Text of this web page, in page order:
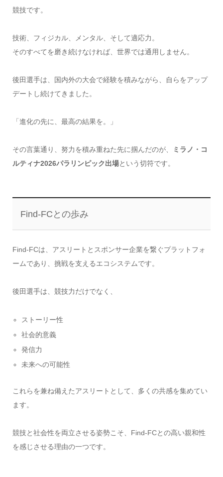
競技です。
技術、フィジカル、メンタル、そして適応力。
そのすべてを磨き続けなければ、世界では通用しません。
後田選手は、国内外の大会で経験を積みながら、自らをアップ
デートし続けてきました。
「進化の先に、最高の結果を。」
その言葉通り、努力を積み重ねた先に掴んだのが、
ミラノ・コ
ルティナ2026パラリンピック出場という切符です。
Find-FCとの歩み
Find-FCは、アスリートとスポンサー企業を繋ぐプラットフォ
ームであり、挑戦を支えるエコシステムです。
後田選手は、競技力だけでなく、
ストーリー性
社会的意義
発信力
未来への可能性
これらを兼ね備えたアスリートとして、多くの共感を集めてい
ます。
競技と社会性を両立させる姿勢こそ、Find-FCとの高い親和性
を感じさせる理由の一つです。